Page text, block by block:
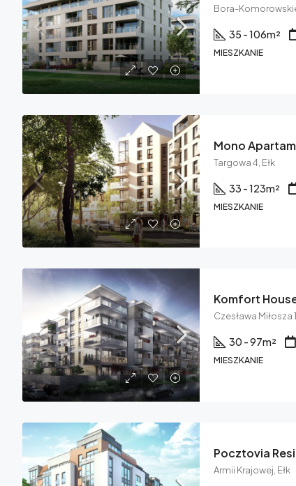
Bora-
35 - 106m²
MIESZKANIE
Mono
Targowa 4, Ełk
33 - 123m²
MIESZKANIE
Komfort
Czesława Miłosza
30 - 97m²
MIESZKANIE
Pocztovia
Armii Krajowej, Ełk